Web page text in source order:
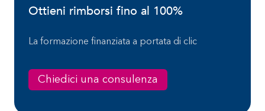
Ottieni rimborsi fino al 100%
La formazione finanziata a portata di clic
Chiedici una consulenza